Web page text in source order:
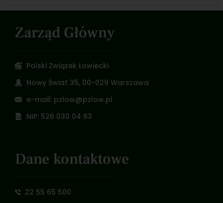
Zarząd Główny
Polski Związek Łowiecki
Nowy Świat 35, 00-029 Warszawa
e-mail: pzlow@pzlow.pl
NIP: 526 030 04 63
Dane kontaktowe
22 55 65 500